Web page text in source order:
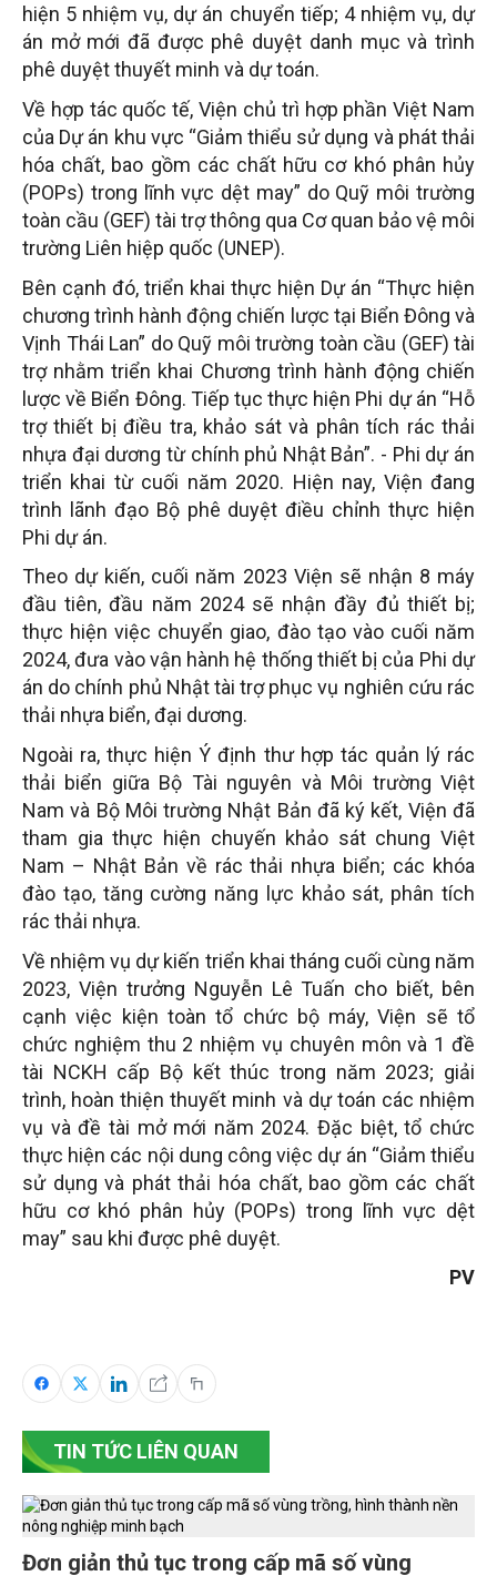
hiện 5 nhiệm vụ, dự án chuyển tiếp; 4 nhiệm vụ, dự
án mở mới đã được phê duyệt danh mục và trình
phê duyệt thuyết minh và dự toán.
Về hợp tác quốc tế, Viện chủ trì hợp phần Việt Nam
của Dự án khu vực “Giảm thiểu sử dụng và phát thải
hóa chất, bao gồm các chất hữu cơ khó phân hủy
(POPs) trong lĩnh vực dệt may” do Quỹ môi trường
toàn cầu (GEF) tài trợ thông qua Cơ quan bảo vệ môi
trường Liên hiệp quốc (UNEP).
Bên cạnh đó, triển khai thực hiện Dự án “Thực hiện
chương trình hành động chiến lược tại Biển Đông và
Vịnh Thái Lan” do Quỹ môi trường toàn cầu (GEF) tài
trợ nhằm triển khai Chương trình hành động chiến
lược về Biển Đông. Tiếp tục thực hiện Phi dự án “Hỗ
trợ thiết bị điều tra, khảo sát và phân tích rác thải
nhựa đại dương từ chính phủ Nhật Bản”. - Phi dự án
triển khai từ cuối năm 2020. Hiện nay, Viện đang
trình lãnh đạo Bộ phê duyệt điều chỉnh thực hiện
Phi dự án.
Theo dự kiến, cuối năm 2023 Viện sẽ nhận 8 máy
đầu tiên, đầu năm 2024 sẽ nhận đầy đủ thiết bị;
thực hiện việc chuyển giao, đào tạo vào cuối năm
2024, đưa vào vận hành hệ thống thiết bị của Phi dự
án do chính phủ Nhật tài trợ phục vụ nghiên cứu rác
thải nhựa biển, đại dương.
Ngoài ra, thực hiện Ý định thư hợp tác quản lý rác
thải biển giữa Bộ Tài nguyên và Môi trường Việt
Nam và Bộ Môi trường Nhật Bản đã ký kết, Viện đã
tham gia thực hiện chuyến khảo sát chung Việt
Nam – Nhật Bản về rác thải nhựa biển; các khóa
đào tạo, tăng cường năng lực khảo sát, phân tích
rác thải nhựa.
Về nhiệm vụ dự kiến triển khai tháng cuối cùng năm
2023, Viện trưởng Nguyễn Lê Tuấn cho biết, bên
cạnh việc kiện toàn tổ chức bộ máy, Viện sẽ tổ
chức nghiệm thu 2 nhiệm vụ chuyên môn và 1 đề
tài NCKH cấp Bộ kết thúc trong năm 2023; giải
trình, hoàn thiện thuyết minh và dự toán các nhiệm
vụ và đề tài mở mới năm 2024. Đặc biệt, tổ chức
thực hiện các nội dung công việc dự án “Giảm thiểu
sử dụng và phát thải hóa chất, bao gồm các chất
hữu cơ khó phân hủy (POPs) trong lĩnh vực dệt
may” sau khi được phê duyệt.
PV
TIN TỨC LIÊN QUAN
Đơn giản thủ tục trong cấp mã số vùng